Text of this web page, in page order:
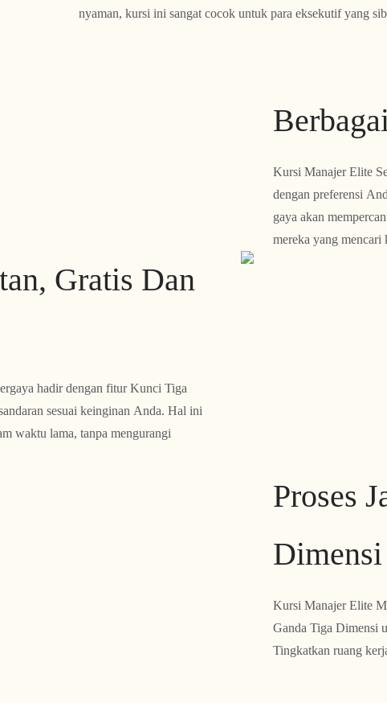
nyaman, kursi ini sangat cocok untuk para eksekutif yang
Kursi Manajer Elite
dengan preferensi
gaya akan
mereka yang mencari
Gratis Dan
hadir dengan fitur Kunci Tiga
sesuai keinginan Anda. Hal ini
waktu lama, tanpa mengurangi
Proses
Dimensi
Kursi Manajer Elite
Ganda Tiga Dimensi
Tingkatkan ruang